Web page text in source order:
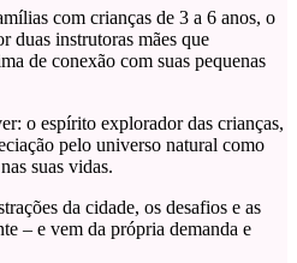
com crianças de 3 a 6 anos, o
instrutoras mães que
de conexão com suas pequenas
o espírito explorador das crianças,
pelo universo natural como
suas vidas.
da cidade, os desafios e as
– e vem da própria demanda e